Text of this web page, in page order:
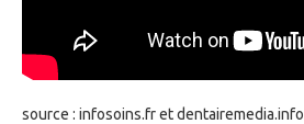
source : infosoins.fr et dentairemedia.info